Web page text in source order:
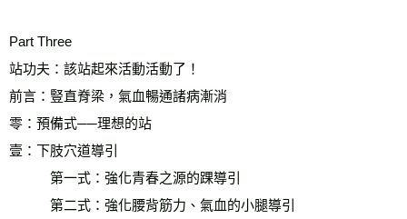
Part Three
站功夫：該站起來活動活動了！
前言：豎直脊梁，氣血暢通諸病漸消
零：預備式──理想的站
壹：下肢穴道導引
第一式：強化青春之源的踝導引
第二式：強化腰背筋力、氣血的小腿導引